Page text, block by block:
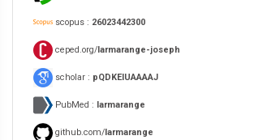
scopus : 26023442300
ceped.org/larmarange-joseph
scholar : pQDKEIUAAAAJ
PubMed : larmarange
github.com/larmarange